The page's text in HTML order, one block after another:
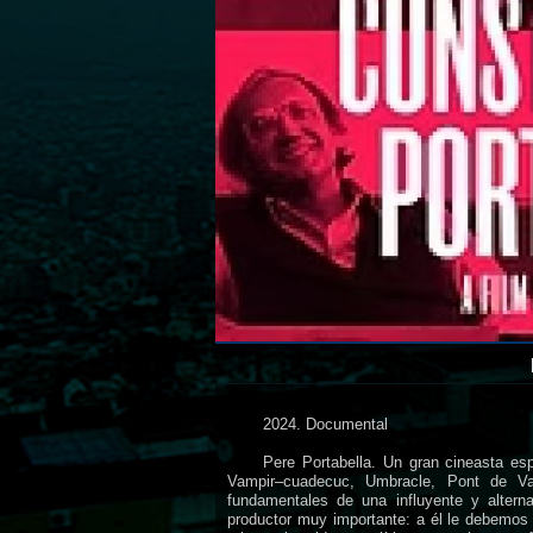
2024. Documental
Pere Portabella. Un gran cineasta
Vampir–cuadecuc, Umbracle, Pont de
fundamentales de una influyente y
productor muy importante: a él le